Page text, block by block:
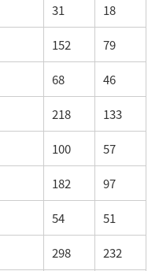
31 18
152 79
68 46
218 133
100 57
182 97
54 51
298 232